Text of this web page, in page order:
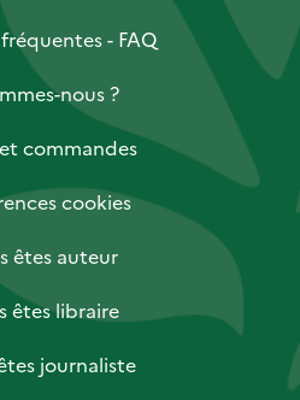
- FAQ
nous ?
commandes
cookies
êtes auteur
êtes libraire
journaliste